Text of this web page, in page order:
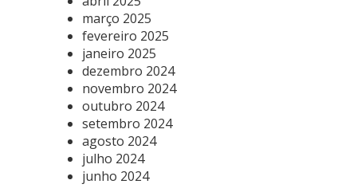
março 2025
fevereiro 2025
janeiro 2025
dezembro 2024
novembro 2024
outubro 2024
setembro 2024
agosto 2024
julho 2024
junho 2024